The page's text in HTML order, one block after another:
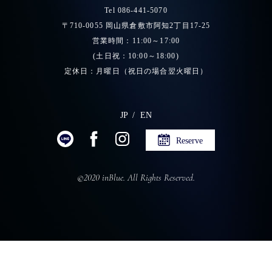
Tel 086-441-5070
〒710-0055 岡山県倉敷市阿知2丁目17-25
営業時間：11:00～17:00
(土日祝：10:00～18:00)
定休日：月曜日（祝日の場合翌火曜日）
JP EN
Reserve
©2020 inBlue. All Rights Reserved.